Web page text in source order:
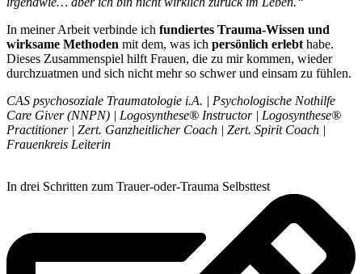
In meiner Arbeit verbinde ich fundiertes Trauma-Wissen und
wirksame Methoden mit dem, was ich persönlich erlebt habe.
Dieses Zusammenspiel hilft Frauen, die zu mir kommen, wieder
durchzuatmen und sich nicht mehr so schwer und einsam zu fühlen.
CAS psychosoziale Traumatologie i.A. | Psychologische Nothilfe
Care Giver (NNPN) | Logosynthese® Instructor | Logosynthese®
Practitioner | Zert. Ganzheitlicher Coach | Zert. Spirit Coach |
Frauenkreis Leiterin
In drei Schritten zum Trauer-oder-Trauma Selbsttest